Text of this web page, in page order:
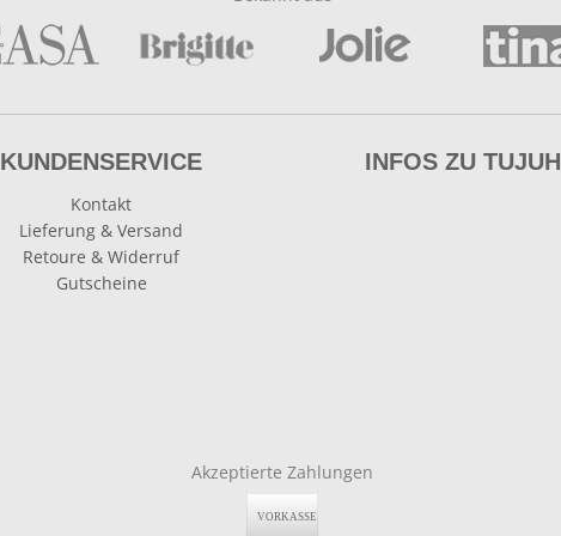
KUNDENSERVICE
Kontakt
Lieferung & Versand
Retoure & Widerruf
Gutscheine
INFOS ZU TUJUH
Akzeptierte Zahlungen